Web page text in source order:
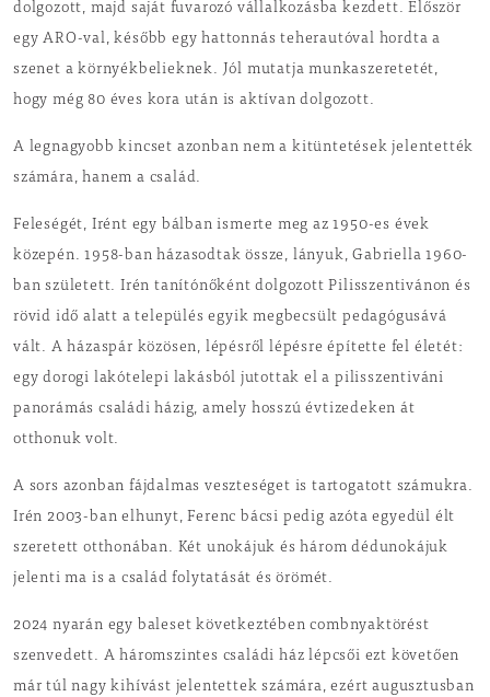
dolgozott, majd saját fuvarozó vállalkozásba kezdett. Először
egy ARO-val, később egy hattonnás teherautóval hordta a
szenet a környékbelieknek. Jól mutatja munkaszeretetét,
hogy még 80 éves kora után is aktívan dolgozott.
A legnagyobb kincset azonban nem a kitüntetések jelentették
számára, hanem a család.
Feleségét, Irént egy bálban ismerte meg az 1950-es évek
közepén. 1958-ban házasodtak össze, lányuk, Gabriella 1960-
ban született. Irén tanítónőként dolgozott Pilisszentivánon és
rövid idő alatt a település egyik megbecsült pedagógusává
vált. A házaspár közösen, lépésről lépésre építette fel életét:
egy dorogi lakótelepi lakásból jutottak el a pilisszentiváni
panorámás családi házig, amely hosszú évtizedeken át
otthonuk volt.
A sors azonban fájdalmas veszteséget is tartogatott számukra.
Irén 2003-ban elhunyt, Ferenc bácsi pedig azóta egyedül élt
szeretett otthonában. Két unokájuk és három dédunokájuk
jelenti ma is a család folytatását és örömét.
2024 nyarán egy baleset következtében combnyaktörést
szenvedett. A háromszintes családi ház lépcsői ezt követően
már túl nagy kihívást jelentettek számára, ezért augusztusban